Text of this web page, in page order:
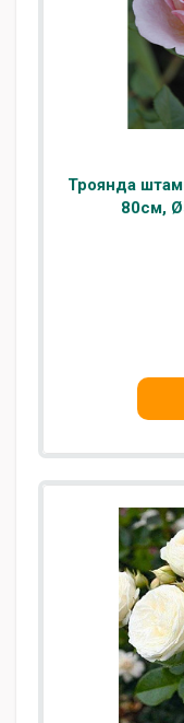
Троянда
80см,